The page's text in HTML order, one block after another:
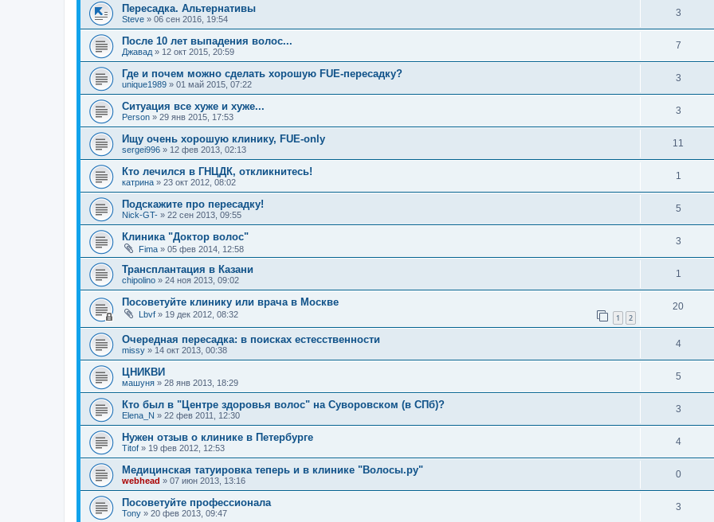
Пересадка. Альтернативы
Steve » 06 сен 2016, 19:54
3
После 10 лет выпадения волос...
Джавад » 12 окт 2015, 20:59
7
Где и почем можно сделать хорошую FUE-пересадку?
unique1989 » 01 май 2015, 07:22
3
Ситуация все хуже и хуже...
Person » 29 янв 2015, 17:53
3
Ищу очень хорошую клинику, FUE-only
sergei996 » 12 фев 2013, 02:13
11
Кто лечился в ГНЦДК, откликнитесь!
катрина » 23 окт 2012, 08:02
1
Подскажите про пересадку!
Nick-GT- » 22 сен 2013, 09:55
5
Клиника "Доктор волос"
Fima » 05 фев 2014, 12:58
3
Трансплантация в Казани
chipolino » 24 ноя 2013, 09:02
1
Посоветуйте клинику или врача в Москве
Lbvf » 19 дек 2012, 08:32 1 2
20
Очередная пересадка: в поисках естесственности
missy » 14 окт 2013, 00:38
4
ЦНИКВИ
машуня » 28 янв 2013, 18:29
5
Кто был в "Центре здоровья волос" на Суворовском (в СПб)?
Elena_N » 22 фев 2011, 12:30
3
Нужен отзыв о клинике в Петербурге
Titof » 19 фев 2012, 12:53
4
Медицинская татуировка теперь и в клинике "Волосы.ру"
webhead » 07 июн 2013, 13:16
0
Посоветуйте профессионала
Tony » 20 фев 2013, 09:47
3